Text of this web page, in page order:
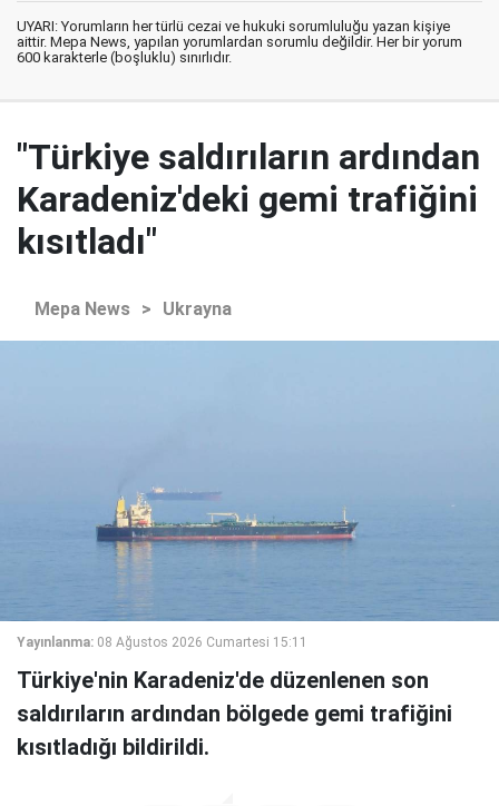
UYARI: Yorumların her türlü cezai ve hukuki sorumluluğu yazan kişiye
aittir. Mepa News, yapılan yorumlardan sorumlu değildir. Her bir yorum
600 karakterle (boşluklu) sınırlıdır.
"Türkiye saldırıların ardından
Karadeniz'deki gemi trafiğini
kısıtladı"
Mepa News > Ukrayna
Yayınlanma: 08 Ağustos 2026 Cumartesi 15:11
Türkiye'nin Karadeniz'de düzenlenen son
saldırıların ardından bölgede gemi trafiğini
kısıtladığı bildirildi.